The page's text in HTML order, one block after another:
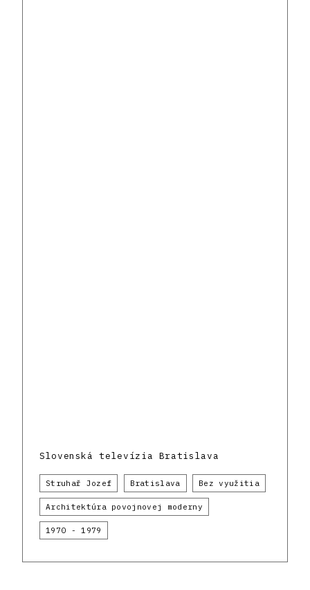
Slovenská televízia Bratislava
Struhař Jozef Bratislava Bez využitia
Architektúra povojnovej moderny
1970 - 1979